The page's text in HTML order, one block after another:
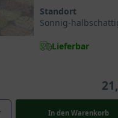
Standort
Sonnig-
Lieferbar
In den Warenkorb